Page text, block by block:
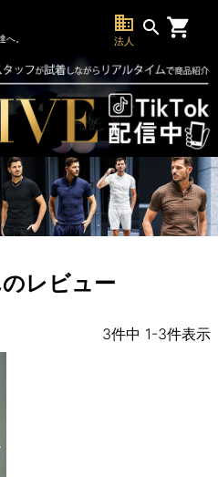
へ。
business
法人
search
レビュー
3件中 1-3件表示